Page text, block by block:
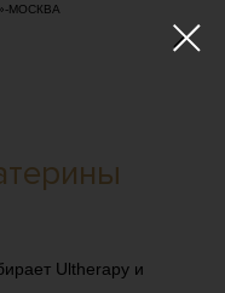
МОСКВА
Ultherapy и